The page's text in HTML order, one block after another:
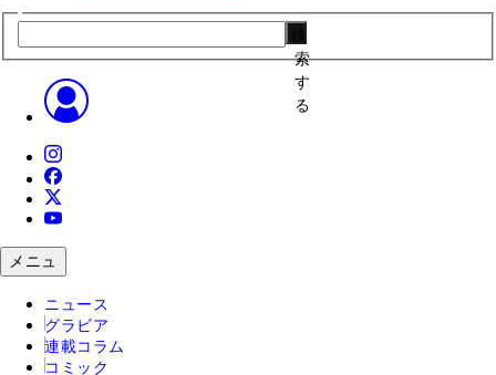
索
す
る
メニュ
ニュース
グラビア
連載コラム
コミック